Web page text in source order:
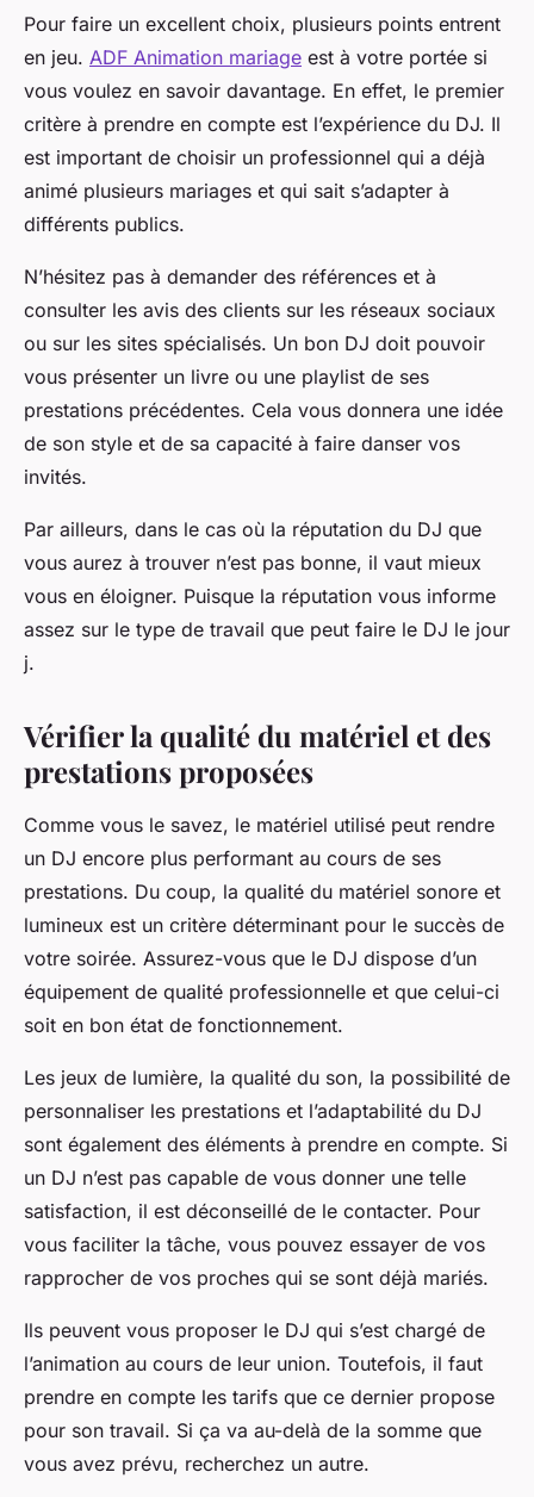
Pour faire un excellent choix, plusieurs points entrent
en jeu. ADF Animation mariage est à votre portée si
vous voulez en savoir davantage. En effet, le premier
critère à prendre en compte est l’expérience du DJ. Il
est important de choisir un professionnel qui a déjà
animé plusieurs mariages et qui sait s’adapter à
différents publics.
N’hésitez pas à demander des références et à
consulter les avis des clients sur les réseaux sociaux
ou sur les sites spécialisés. Un bon DJ doit pouvoir
vous présenter un livre ou une playlist de ses
prestations précédentes. Cela vous donnera une idée
de son style et de sa capacité à faire danser vos
invités.
Par ailleurs, dans le cas où la réputation du DJ que
vous aurez à trouver n’est pas bonne, il vaut mieux
vous en éloigner. Puisque la réputation vous informe
assez sur le type de travail que peut faire le DJ le jour
j.
Vérifier la qualité du matériel et des
prestations proposées
Comme vous le savez, le matériel utilisé peut rendre
un DJ encore plus performant au cours de ses
prestations. Du coup, la qualité du matériel sonore et
lumineux est un critère déterminant pour le succès de
votre soirée. Assurez-vous que le DJ dispose d’un
équipement de qualité professionnelle et que celui-ci
soit en bon état de fonctionnement.
Les jeux de lumière, la qualité du son, la possibilité de
personnaliser les prestations et l’adaptabilité du DJ
sont également des éléments à prendre en compte. Si
un DJ n’est pas capable de vous donner une telle
satisfaction, il est déconseillé de le contacter. Pour
vous faciliter la tâche, vous pouvez essayer de vos
rapprocher de vos proches qui se sont déjà mariés.
Ils peuvent vous proposer le DJ qui s’est chargé de
l’animation au cours de leur union. Toutefois, il faut
prendre en compte les tarifs que ce dernier propose
pour son travail. Si ça va au-delà de la somme que
vous avez prévu, recherchez un autre.